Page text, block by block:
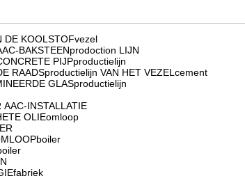
DE KOOLSTOFvezel
BAKSTEENprodoction LIJN
PIJPproductielijn
RAADSproductielijn VAN HET VEZELcement
GLASproductielijn
INSTALLATIE
OLIEomloop